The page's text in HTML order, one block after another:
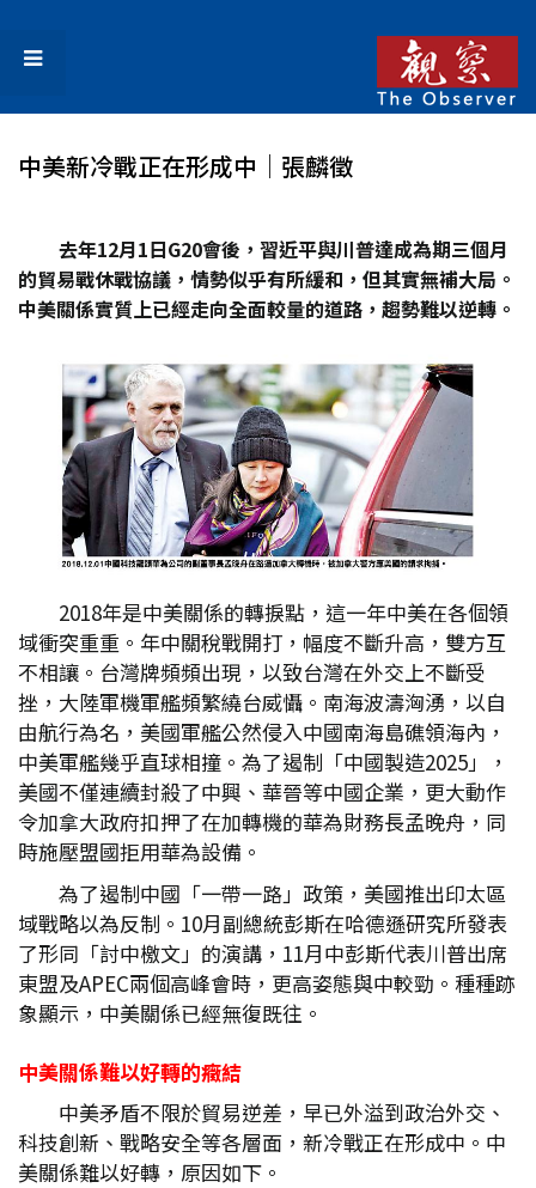
中美新冷戰正在形成中│張麟徵
去年12月1日G20會後，習近平與川普達成為期三個月
的貿易戰休戰協議，情勢似乎有所緩和，但其實無補大局。
中美關係實質上已經走向全面較量的道路，趨勢難以逆轉。
2018年是中美關係的轉捩點，這一年中美在各個領
域衝突重重。年中關稅戰開打，幅度不斷升高，雙方互
不相讓。台灣牌頻頻出現，以致台灣在外交上不斷受
挫，大陸軍機軍艦頻繁繞台威懾。南海波濤洶湧，以自
由航行為名，美國軍艦公然侵入中國南海島礁領海內，
中美軍艦幾乎直球相撞。為了遏制「中國製造2025」，
美國不僅連續封殺了中興、華晉等中國企業，更大動作
令加拿大政府扣押了在加轉機的華為財務長孟晚舟，同
時施壓盟國拒用華為設備。
為了遏制中國「一帶一路」政策，美國推出印太區
域戰略以為反制。10月副總統彭斯在哈德遜研究所發表
了形同「討中檄文」的演講，11月中彭斯代表川普出席
東盟及APEC兩個高峰會時，更高姿態與中較勁。種種跡
象顯示，中美關係已經無復既往。
中美關係難以好轉的癥結
中美矛盾不限於貿易逆差，早已外溢到政治外交、
科技創新、戰略安全等各層面，新冷戰正在形成中。中
美關係難以好轉，原因如下。